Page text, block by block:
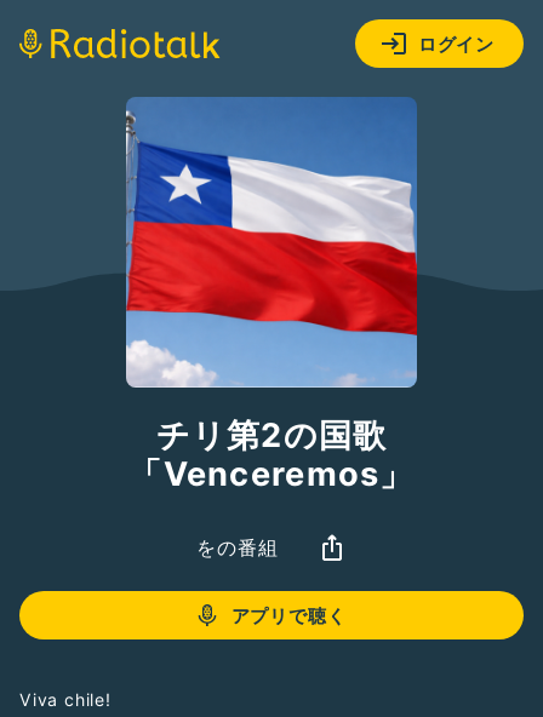
ログイン
チリ第2の国歌
「Venceremos」
をの番組
アプリで聴く
Viva chile!